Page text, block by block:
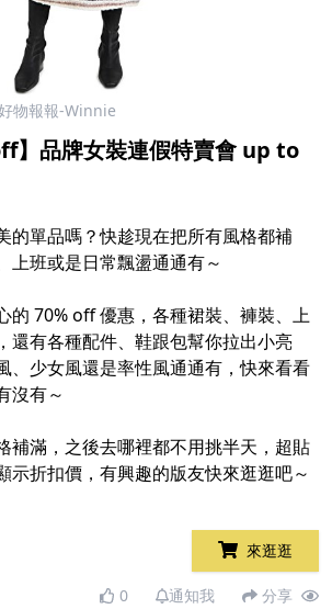
物報報-Winnie
】品牌女裝連假特賣會 up to
的單品嗎？快趁現在把所有風格都補
上班或是日常飄盪通通有～
的 70% off 優惠，各種裙裝、褲裝、上
還有各種配件、鞋跟包幫你拉出小亮
、少女風還是率性風通通有，快來看看
沒有～
補滿，之後去哪裡都不用挑半天，超貼
示折扣價，有興趣的版友快來逛逛吧～
來逛逛
0 通知我 分享